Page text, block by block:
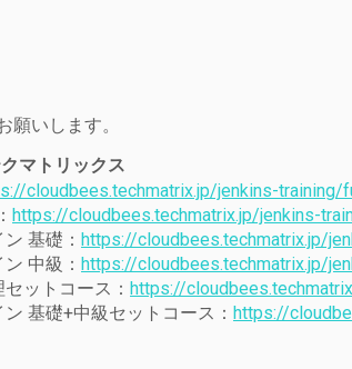
願いします。
マトリックス
cloudbees.techmatrix.jp/jenkins-training/
https://cloudbees.techmatrix.jp/jenkins-
基礎： https://cloudbees.techmatrix.jp/
中級： https://cloudbees.techmatrix.jp/
ットコース： https://
基礎+中級セットコース： https://